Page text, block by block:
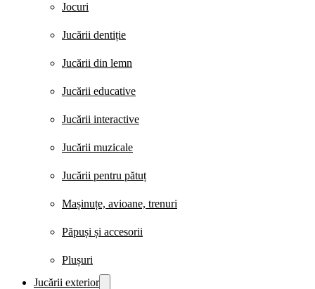
Jocuri
Jucării dentiție
Jucării din lemn
Jucării educative
Jucării interactive
Jucării muzicale
Jucării pentru pătuț
Mașinuțe, avioane, trenuri
Păpuși și accesorii
Plușuri
Jucării exterior